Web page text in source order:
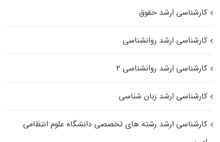
کارشناسی ارشد حقوق
کارشناسی ارشد روانشناسی
کارشناسی ارشد روانشناسی ۲
کارشناسی ارشد زبان شناسی
کارشناسی ارشد رﺷﺘﻪ ﻫﺎی تخصصی داﻧﺸﮕﺎه ﻋﻠﻮم انتظامی